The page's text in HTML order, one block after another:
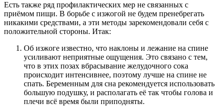
Есть также ряд профилактических мер не связанных с
приёмом пищи. В борьбе с изжогой не будем пренебрегать
никакими средствами, а эти методы зарекомендовали себя с
положительной стороны. Итак:
Об изжоге известно, что наклоны и лежание на спине
усиливают неприятные ощущения. Это связано с тем,
что в этих позах вбрасывание желудочного сока
происходит интенсивнее, поэтому лучше на спине не
спать. Беременным для сна рекомендуется использовать
большую подушку, и располагать её так чтобы голова и
плечи всё время были приподняты.